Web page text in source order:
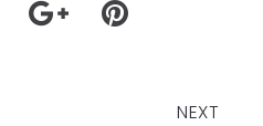
NEXT